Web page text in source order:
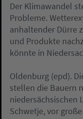
Der Klimawandel
Probleme.
anhaltender Dürre
und Produkte
könnte in
Oldenburg (epd).
stellen die Bauern
niedersächsischen
Schwetje, vor